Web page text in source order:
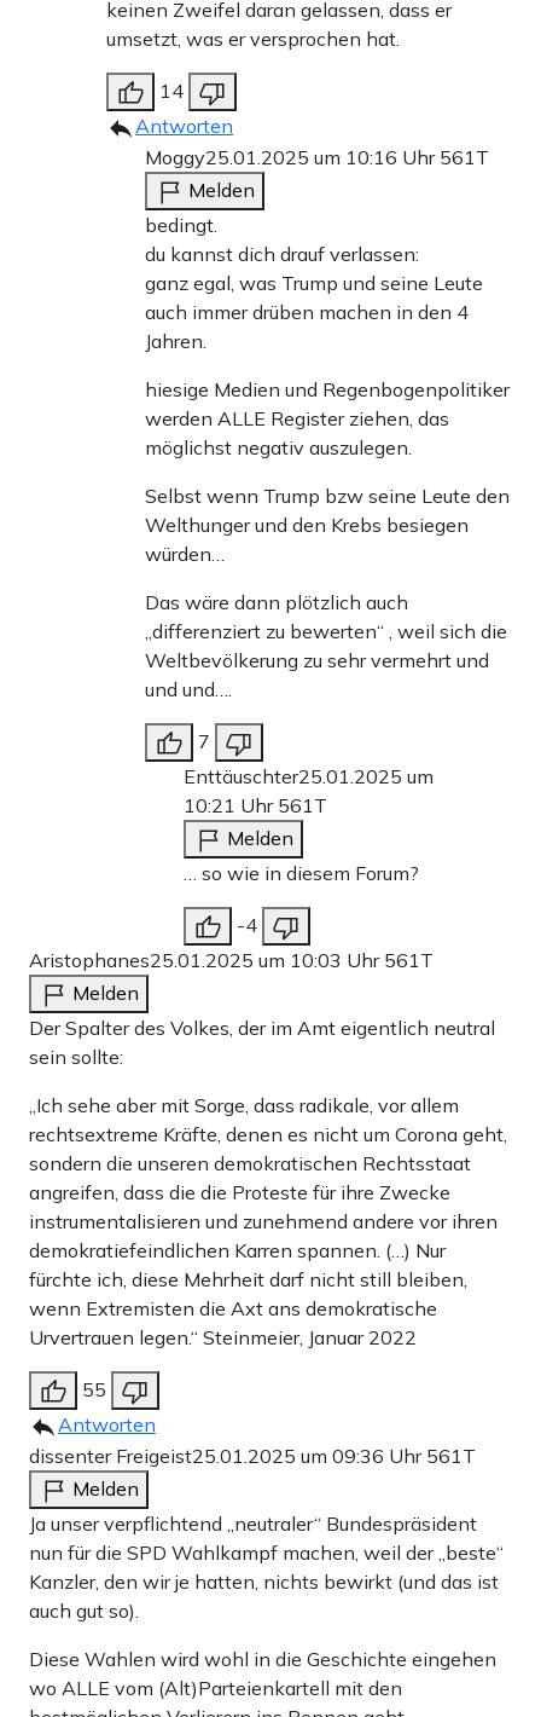
keinen Zweifel daran gelassen, dass er
umsetzt, was er versprochen hat.
14
Antworten
Moggy25.01.2025 um 10:16 Uhr 561T
Melden
bedingt.
du kannst dich drauf verlassen:
ganz egal, was Trump und seine Leute
auch immer drüben machen in den 4
Jahren.
hiesige Medien und Regenbogenpolitiker
werden ALLE Register ziehen, das
möglichst negativ auszulegen.
Selbst wenn Trump bzw seine Leute den
Welthunger und den Krebs besiegen
würden…
Das wäre dann plötzlich auch
„differenziert zu bewerten“ , weil sich die
Weltbevölkerung zu sehr vermehrt und
und und….
7
Enttäuschter25.01.2025 um
10:21 Uhr 561T
Melden
… so wie in diesem Forum?
-4
Aristophanes25.01.2025 um 10:03 Uhr 561T
Melden
Der Spalter des Volkes, der im Amt eigentlich neutral
sein sollte:
„Ich sehe aber mit Sorge, dass radikale, vor allem
rechtsextreme Kräfte, denen es nicht um Corona geht,
sondern die unseren demokratischen Rechtsstaat
angreifen, dass die die Proteste für ihre Zwecke
instrumentalisieren und zunehmend andere vor ihren
demokratiefeindlichen Karren spannen. (…) Nur
fürchte ich, diese Mehrheit darf nicht still bleiben,
wenn Extremisten die Axt ans demokratische
Urvertrauen legen.“ Steinmeier, Januar 2022
55
Antworten
dissenter Freigeist25.01.2025 um 09:36 Uhr 561T
Melden
Ja unser verpflichtend „neutraler“ Bundespräsident
nun für die SPD Wahlkampf machen, weil der „beste“
Kanzler, den wir je hatten, nichts bewirkt (und das ist
auch gut so).
Diese Wahlen wird wohl in die Geschichte eingehen
wo ALLE vom (Alt)Parteienkartell mit den